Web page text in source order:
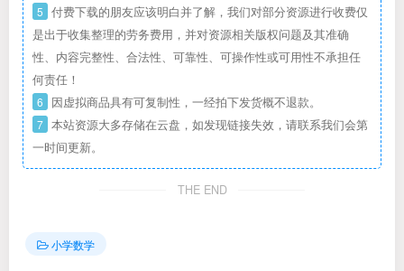
5 付费下载的朋友应该明白并了解，我们对部分资源进行收费仅
是出于收集整理的劳务费用，并对资源相关版权问题及其准确
性、内容完整性、合法性、可靠性、可操作性或可用性不承担任
何责任！
6 因虚拟商品具有可复制性，一经拍下发货概不退款。
7 本站资源大多存储在云盘，如发现链接失效，请联系我们会第
一时间更新。
THE END
小学数学